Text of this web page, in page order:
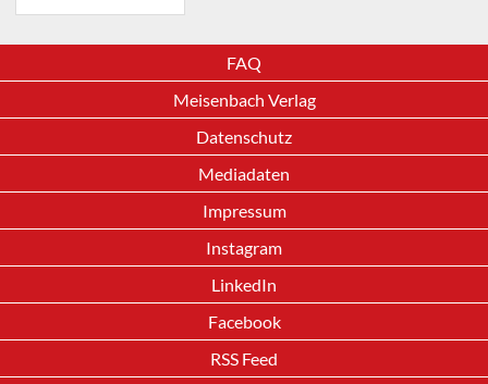
FAQ
Meisenbach Verlag
Datenschutz
Mediadaten
Impressum
Instagram
LinkedIn
Facebook
RSS Feed